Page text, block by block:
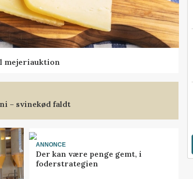
mejeriauktion
– svinekød faldt
ANNONCE
Der kan være penge gemt, i
foderstrategien